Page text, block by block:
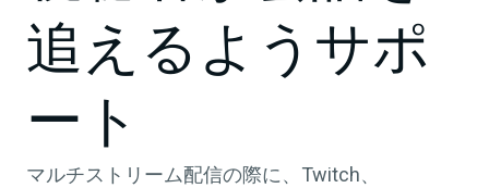
追えるようサポ
ート
マルチストリーム配信の際に、Twitch、